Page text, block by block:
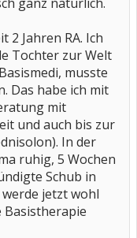
2 Jahren RA. Ich
Tochter zur Welt
musste
Das habe ich mit
mit
und auch bis zur
In der
ruhig, 5 Wochen
Schub in
werde jetzt wohl
Basistherapie